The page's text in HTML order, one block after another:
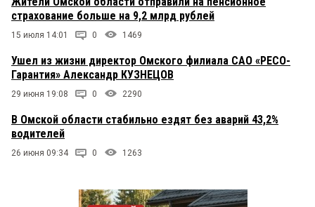
страхование больше на 9,2 млрд рублей
15 июля 14:01 0 1469
Ушел из жизни директор Омского филиала САО «РЕСО-
Гарантия» Александр КУЗНЕЦОВ
29 июня 19:08 0 2290
В Омской области стабильно ездят без аварий 43,2%
водителей
26 июня 09:34 0 1263